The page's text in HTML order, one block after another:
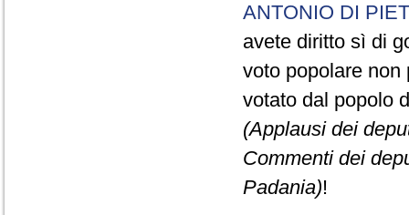
ANTONIO DI
avete diritto sì di
voto popolare non
votato dal popolo
(Applausi dei
Commenti dei
Padania)!